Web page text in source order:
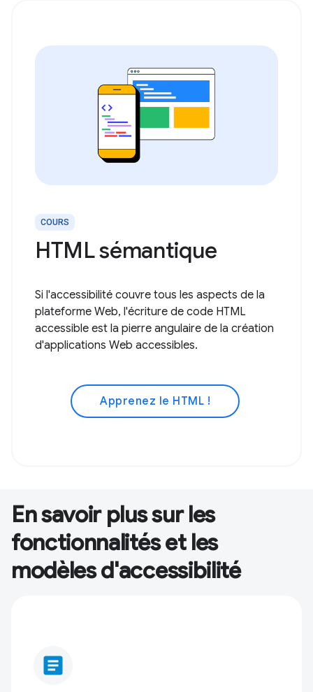
COURS
HTML sémantique
Si l'accessibilité couvre tous les aspects de la
plateforme Web, l'écriture de code HTML
accessible est la pierre angulaire de la création
d'applications Web accessibles.
Apprenez le HTML !
En savoir plus sur les
fonctionnalités et les
modèles d'accessibilité
article